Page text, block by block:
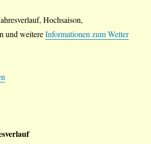
Hochsaison,
und weitereInformationen zum Wetter